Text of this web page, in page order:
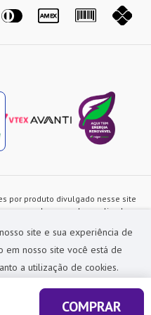
site e sua experiência de
em nosso site você está de
a utilização de cookies.
COMPRAR
por produto divulgado nesse site
sendo as vendas realizadas
comunicação e são exclusivos
obrigação de prática similar nas
as imagens dos produtos são
62.270.186/0011-28
- (11) 5445-1010